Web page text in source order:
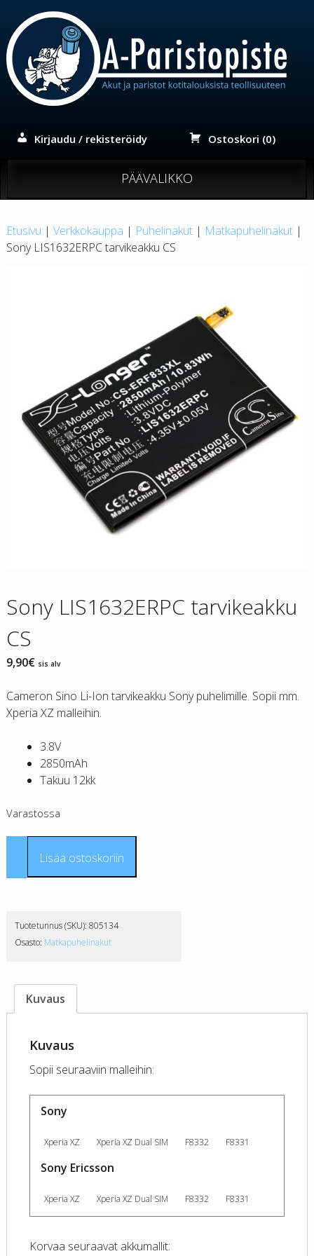
sisältöön
Kirjaudu / rekisteröidy Ostoskori (0)
PÄÄVALIKKO
Etusivu | Verkkokauppa | Puhelinakut| Matkapuhelinakut|
Sony LIS1632ERPC tarvikeakku CS
Sony LIS1632ERPC tarvikeakku
CS
9,90€ sis alv
Cameron Sino Li-Ion tarvikeakku Sony puhelimille. Sopii mm.
Xperia XZ malleihin.
3.8V
2850mAh
Takuu 12kk
Varastossa
määrä
Lisää ostoskoriin
Tuotetunnus (SKU): 805134
Osasto: Matkapuhelinakut
Kuvaus
Kuvaus
Sopii seuraaviin malleihin:
Sony
Xperia XZ Xperia XZ Dual SIM F8332 F8331
Sony Ericsson
Xperia XZ Xperia XZ Dual SIM F8332 F8331
Korvaa seuraavat akkumallit: